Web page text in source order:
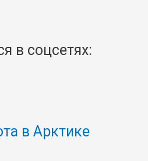
в соцсетях:
в Арктике